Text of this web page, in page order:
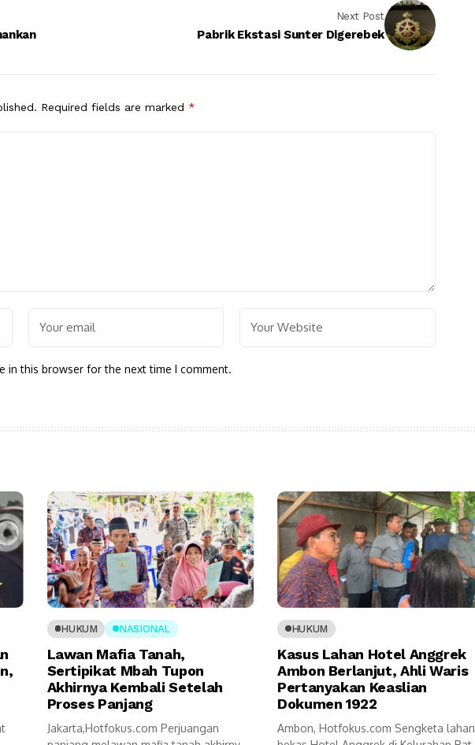
Next Post
Pabrik Ekstasi Sunter Digerebek
Required fields are marked *
in this browser for the next time I comment.
HUKUM NASIONAL
Lawan Mafia Tanah,
Sertipikat Mbah Tupon
Akhirnya Kembali Setelah
Proses Panjang
Jakarta,Hotfokus.com Perjuangan
HUKUM
Kasus Lahan Hotel Anggrek
Ambon Berlanjut, Ahli Waris
Pertanyakan Keaslian
Dokumen 1922
Ambon, Hotfokus.com Sengketa lahan